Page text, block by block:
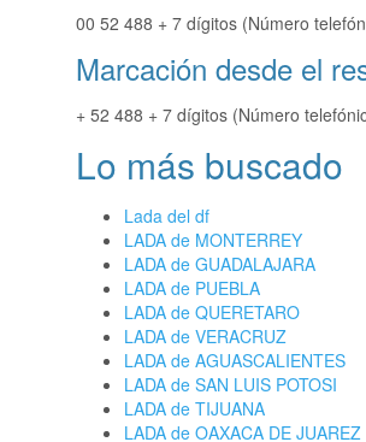
00 52 488 + 7 dígitos (Número
Marcación desde el
+ 52 488 + 7 dígitos (Número
Lo más buscado
Lada del df
LADA de MONTERREY
LADA de GUADALAJARA
LADA de PUEBLA
LADA de QUERETARO
LADA de VERACRUZ
LADA de AGUASCALIENTES
LADA de SAN LUIS POTOSI
LADA de TIJUANA
LADA de OAXACA DE JUAREZ